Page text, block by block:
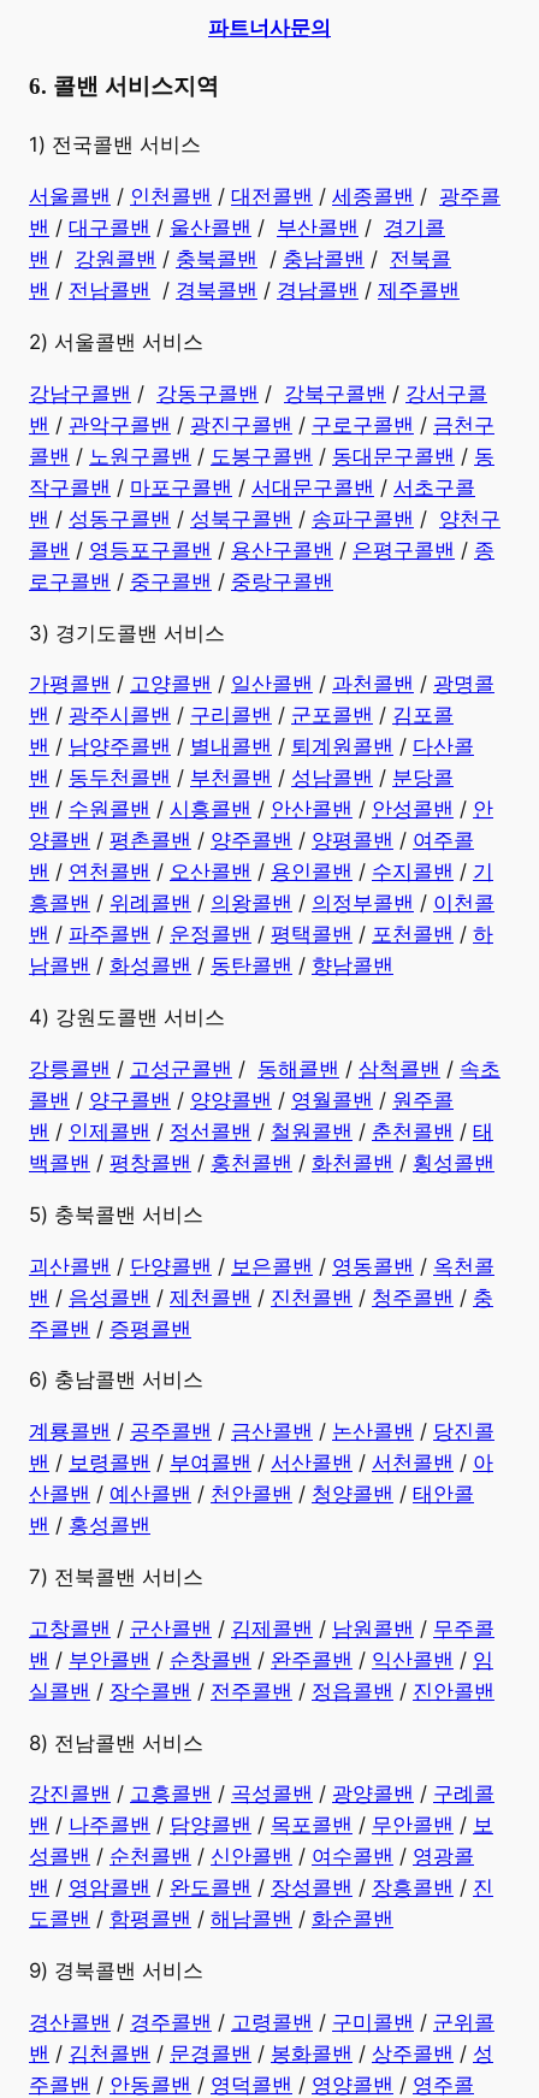
파트너사문의
6. 콜밴 서비스지역
​1) 전국콜밴 서비스
서울콜밴 / 인천콜밴 / 대전콜밴 / 세종콜밴 / 광주콜
밴 / 대구콜밴 / 울산콜밴 / 부산콜밴 / 경기콜
밴 / 강원콜밴 / 충북콜밴 / 충남콜밴 / 전북콜
밴 / 전남콜밴 / 경북콜밴 / 경남콜밴 ​ / 제주콜밴
2) 서울콜밴 서비스
강남구콜밴 / 강동구콜밴 / 강북구콜밴 / 강서구콜
밴 / 관악구콜밴 / 광진구콜밴 / 구로구콜밴 / 금천구
콜밴 / 노원구콜밴 / 도봉구콜밴 / 동대문구콜밴 / 동
작구콜밴 / 마포구콜밴 / 서대문구콜밴 / 서초구콜
밴 / 성동구콜밴 / 성북구콜밴 / 송파구콜밴 / 양천구
콜밴 / 영등포구콜밴 / 용산구콜밴 / 은평구콜밴 / 종
로구콜밴 / 중구콜밴 / 중랑구콜밴
3) 경기도콜밴 서비스
가평콜밴 / 고양콜밴 / 일산콜밴 / 과천콜밴 / 광명콜
밴 / 광주시콜밴 / 구리콜밴 / 군포콜밴 / 김포콜
밴 / 남양주콜밴 / 별내콜밴 / 퇴계원콜밴 / 다산콜
밴 / 동두천콜밴 / 부천콜밴 / 성남콜밴 / 분당콜
밴 / 수원콜밴 / 시흥콜밴 / 안산콜밴 / 안성콜밴 / 안
양콜밴 / 평촌콜밴 / 양주콜밴 / 양평콜밴 / 여주콜
밴 / 연천콜밴 / 오산콜밴 / 용인콜밴 / 수지콜밴 / 기
흥콜밴 / 위례콜밴 / 의왕콜밴 / 의정부콜밴 / 이천콜
밴 / 파주콜밴 / 운정콜밴 / 평택콜밴 / 포천콜밴 / 하
남콜밴 / 화성콜밴 / 동탄콜밴 / 향남콜밴
4) 강원도콜밴 서비스
강릉콜밴 / 고성군콜밴 / 동해콜밴 / 삼척콜밴 / 속초
콜밴 / 양구콜밴 / 양양콜밴 / 영월콜밴 / 원주콜
밴 / 인제콜밴 / 정선콜밴 / 철원콜밴 / 춘천콜밴 / 태
백콜밴 / 평창콜밴 / 홍천콜밴 / 화천콜밴 / 횡성콜밴
5) 충북콜밴 서비스
괴산콜밴 / 단양콜밴 / 보은콜밴 / 영동콜밴 / 옥천콜
밴 / 음성콜밴 / 제천콜밴 / 진천콜밴 / 청주콜밴 / 충
주콜밴 / 증평콜밴
6) 충남콜밴 서비스
계룡콜밴 / 공주콜밴 / 금산콜밴 / 논산콜밴 / 당진콜
밴 / 보령콜밴 / 부여콜밴 / 서산콜밴 / 서천콜밴 / 아
산콜밴 / 예산콜밴 / 천안콜밴 / 청양콜밴 / 태안콜
밴 / 홍성콜밴
7) 전북콜밴 서비스
고창콜밴 / 군산콜밴 / 김제콜밴 / 남원콜밴 / 무주콜
밴 / 부안콜밴 / 순창콜밴 / 완주콜밴 / 익산콜밴 / 임
실콜밴 / 장수콜밴 / 전주콜밴 / 정읍콜밴 / 진안콜밴
8) 전남콜밴 서비스
강진콜밴 / 고흥콜밴 / 곡성콜밴 / 광양콜밴 / 구례콜
밴 / 나주콜밴 / 담양콜밴 / 목포콜밴 / 무안콜밴 / 보
성콜밴 / 순천콜밴 / 신안콜밴 / 여수콜밴 / 영광콜
밴 / 영암콜밴 / 완도콜밴 / 장성콜밴 / 장흥콜밴 / 진
도콜밴 / 함평콜밴 / 해남콜밴 / 화순콜밴
9) 경북콜밴 서비스
경산콜밴 / 경주콜밴 / 고령콜밴 / 구미콜밴 / 군위콜
밴 / 김천콜밴 / 문경콜밴 / 봉화콜밴 / 상주콜밴 / 성
주콜밴 / 안동콜밴 / 영덕콜밴 / 영양콜밴 / 영주콜